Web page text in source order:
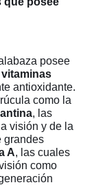
posee
antioxidante.
como la
, las
visión y de la
grandes
A, las cuales
como